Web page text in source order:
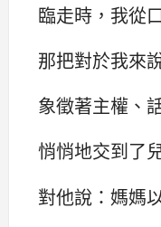
臨走時，我從
那把對於我來
象徵著主權、
悄悄地交到了
對他說：‌‌媽媽